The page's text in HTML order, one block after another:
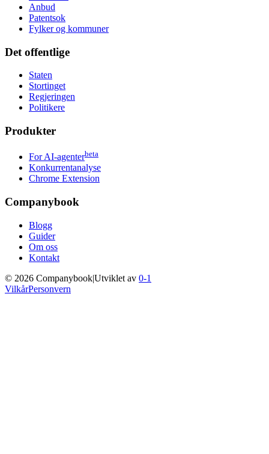
Anbud
Patentsok
Fylker og kommuner
Det offentlige
Staten
Stortinget
Regjeringen
Politikere
Produkter
For AI-agenterbeta
Konkurrentanalyse
Chrome Extension
Companybook
Blogg
Guider
Om oss
Kontakt
© 2026 Companybook|Utviklet av 0-1
VilkårPersonvern